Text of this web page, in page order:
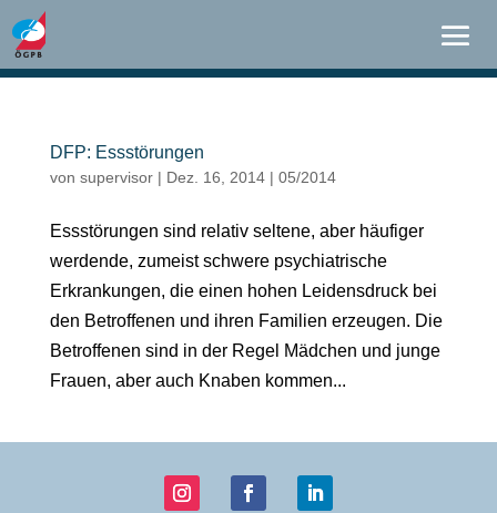
DFP: Essstörungen
von supervisor| Dez. 16, 2014| 05/2014
Essstörungen sind relativ seltene, aber häufiger
werdende, zumeist schwere psychiatrische
Erkrankungen, die einen hohen Leidensdruck bei
den Betroffenen und ihren Familien erzeugen. Die
Betroffenen sind in der Regel Mädchen und junge
Frauen, aber auch Knaben kommen...